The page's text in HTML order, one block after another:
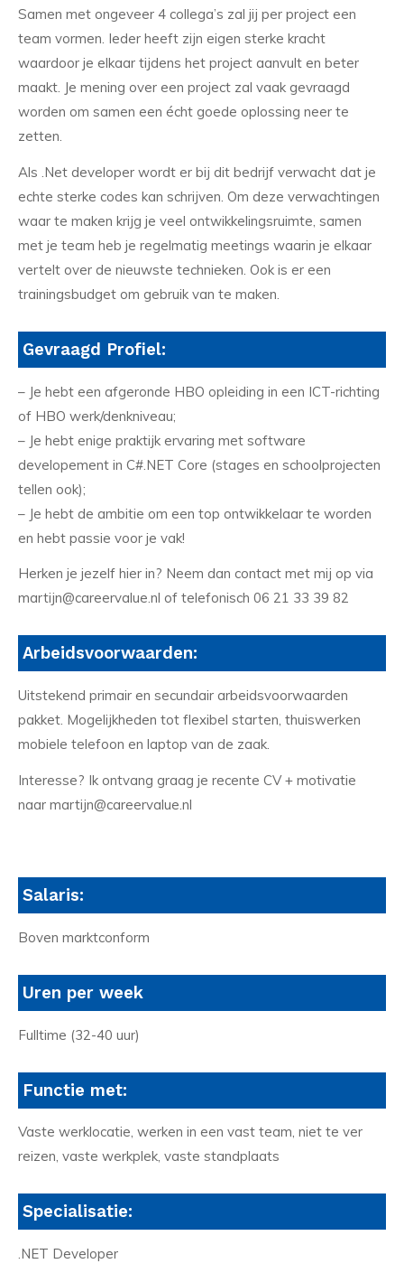
Samen met ongeveer 4 collega’s zal jij per project een
team vormen. Ieder heeft zijn eigen sterke kracht
waardoor je elkaar tijdens het project aanvult en beter
maakt. Je mening over een project zal vaak gevraagd
worden om samen een écht goede oplossing neer te
zetten.
Als .Net developer wordt er bij dit bedrijf verwacht dat je
echte sterke codes kan schrijven. Om deze verwachtingen
waar te maken krijg je veel ontwikkelingsruimte, samen
met je team heb je regelmatig meetings waarin je elkaar
vertelt over de nieuwste technieken. Ook is er een
trainingsbudget om gebruik van te maken.
Gevraagd Profiel:
– Je hebt een afgeronde HBO opleiding in een ICT-richting
of HBO werk/denkniveau;
– Je hebt enige praktijk ervaring met software
developement in C#.NET Core (stages en schoolprojecten
tellen ook);
– Je hebt de ambitie om een top ontwikkelaar te worden
en hebt passie voor je vak!
Herken je jezelf hier in? Neem dan contact met mij op via
martijn@careervalue.nl of telefonisch 06 21 33 39 82
Arbeidsvoorwaarden:
Uitstekend primair en secundair arbeidsvoorwaarden
pakket. Mogelijkheden tot flexibel starten, thuiswerken
mobiele telefoon en laptop van de zaak.
Interesse? Ik ontvang graag je recente CV + motivatie
naar martijn@careervalue.nl
Salaris:
Boven marktconform
Uren per week
Fulltime (32-40 uur)
Functie met:
Vaste werklocatie, werken in een vast team, niet te ver
reizen, vaste werkplek, vaste standplaats
Specialisatie:
.NET Developer